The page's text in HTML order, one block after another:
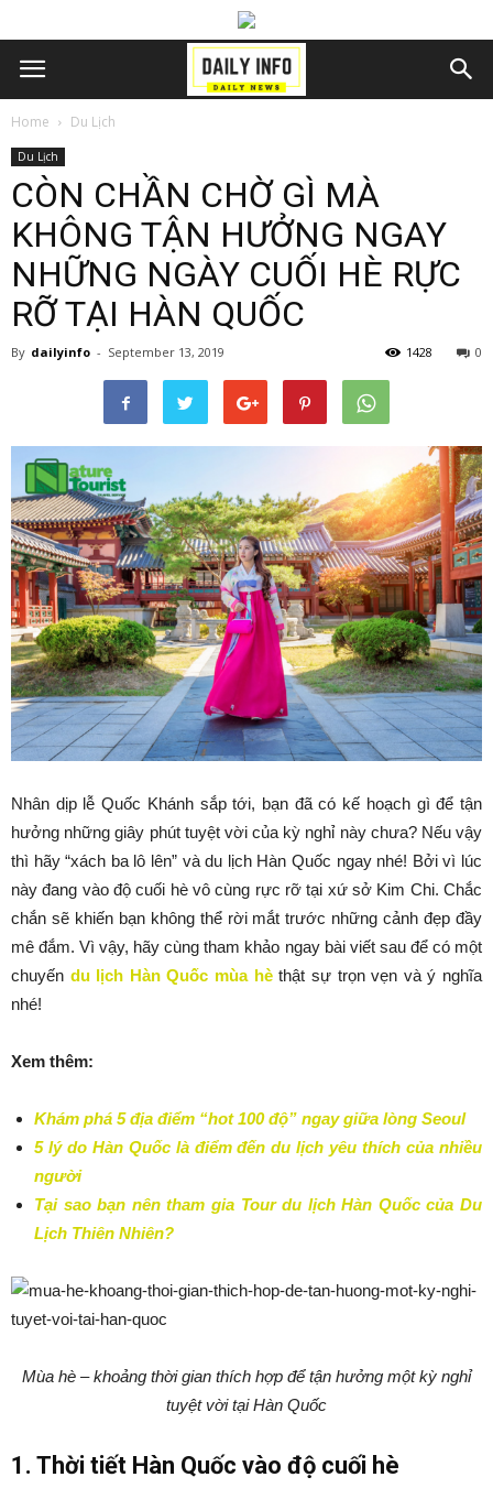
Home Du Lịch
Du Lịch
CÒN CHẦN CHỜ GÌ MÀ
KHÔNG TẬN HƯỞNG NGAY
NHỮNG NGÀY CUỐI HÈ RỰC
RỠ TẠI HÀN QUỐC
By dailyinfo - September 13, 2019 0
1428
Nhân dịp lễ Quốc Khánh sắp tới, bạn đã có kế hoạch gì để tận
hưởng những giây phút tuyệt vời của kỳ nghỉ này chưa? Nếu vậy
thì hãy “xách ba lô lên” và du lịch Hàn Quốc ngay nhé! Bởi vì lúc
này đang vào độ cuối hè vô cùng rực rỡ tại xứ sở Kim Chi. Chắc
chắn sẽ khiến bạn không thể rời mắt trước những cảnh đẹp đầy
mê đắm. Vì vậy, hãy cùng tham khảo ngay bài viết sau để có một
chuyến du lịch Hàn Quốc mùa hèthật sự trọn vẹn và ý nghĩa
nhé!
Xem thêm:
Khám phá 5 địa điểm “hot 100 độ” ngay giữa lòng Seoul
5 lý do Hàn Quốc là điểm đến du lịch yêu thích của nhiều
người
Tại sao bạn nên tham gia Tour du lịch Hàn Quốc của Du
Lịch Thiên Nhiên?
Mùa hè – khoảng thời gian thích hợp để tận hưởng một kỳ nghỉ
tuyệt vời tại Hàn Quốc
1. Thời tiết Hàn Quốc vào độ cuối hè